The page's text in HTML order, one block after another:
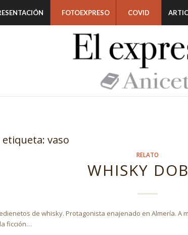
FOTOEXPRESO COVID
etiqueta: vaso
RELATO
WHISKY
de whisky. Protagonista enajenado en Almería. A
ficción…